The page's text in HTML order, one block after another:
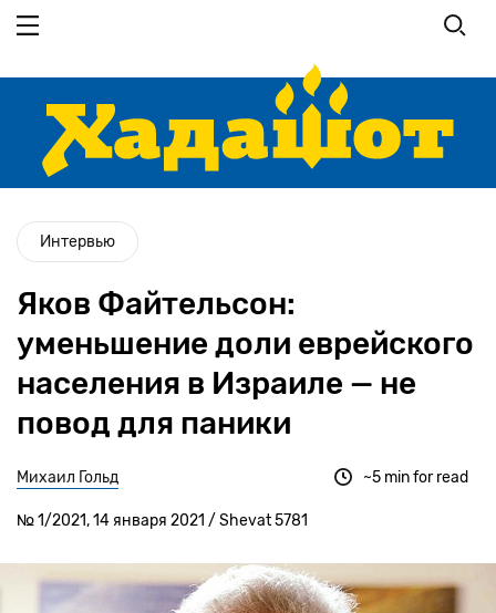
основному
Интервью
Яков Файтельсон:
уменьшение доли еврейского
населения в Израиле — не
повод для паники
Михаил Гольд
№ 1/2021, 14 января 2021 / Shevat 5781
~5 min for read